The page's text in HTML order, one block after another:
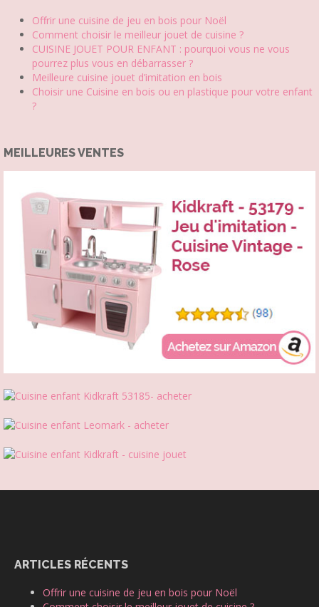
Offrir une cuisine de jeu en bois pour Noël
Comment choisir le meilleur jouet de cuisine ?
CUISINE JOUET POUR ENFANT : pourquoi vous ne vous
pourrez plus vous en débarrasser ?
Meilleure cuisine jouet d’imitation en bois
Choisir une Cuisine en bois ou en plastique pour votre enfant
?
MEILLEURES VENTES
ARTICLES RÉCENTS
Offrir une cuisine de jeu en bois pour Noël